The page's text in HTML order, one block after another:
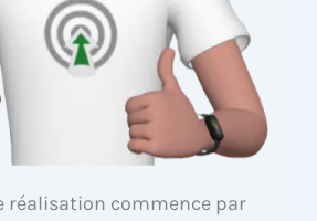
réalisation commence par